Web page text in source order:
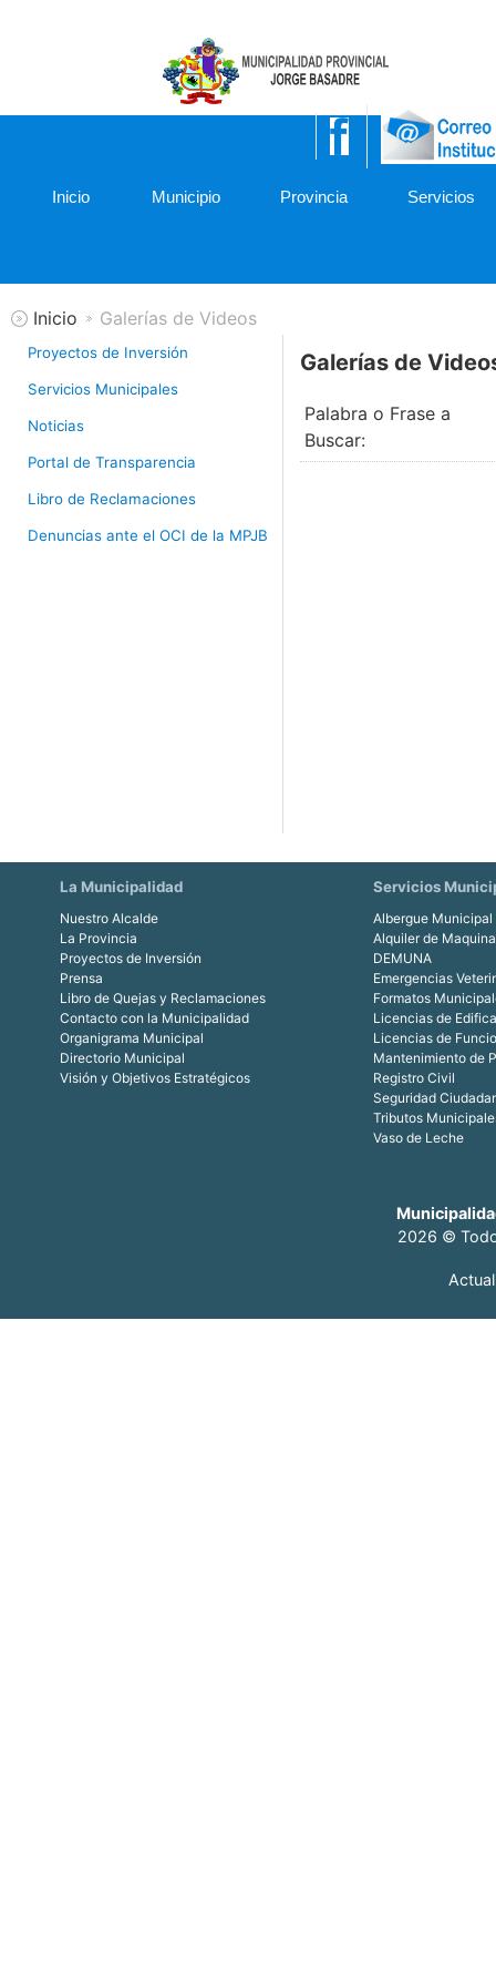
Inicio Municipio Provincia Servicios
Inicio Galerías de Videos
Proyectos de Inversión
Servicios Municipales
Noticias
Portal de Transparencia
Libro de Reclamaciones
Denuncias ante el OCI de la MPJB
Galerías de
Palabra o Frase a
Buscar:
La Municipalidad
Nuestro Alcalde
La Provincia
Proyectos de Inversión
Prensa
Libro de Quejas y Reclamaciones
Contacto con la Municipalidad
Organigrama Municipal
Directorio Municipal
Visión y Objetivos Estratégicos
Servicios
Albergue Municipal
Alquiler de
DEMUNA
Emergencias
Formatos
Licencias de
Licencias de
Mantenimiento de
Registro Civil
Seguridad
Tributos
Vaso de Leche
2026 ©